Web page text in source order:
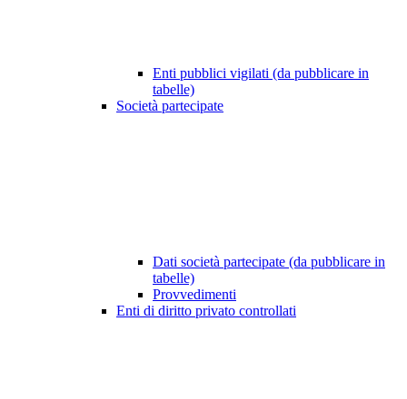
Enti pubblici vigilati (da pubblicare in
tabelle)
Società partecipate
Dati società partecipate (da pubblicare in
tabelle)
Provvedimenti
Enti di diritto privato controllati